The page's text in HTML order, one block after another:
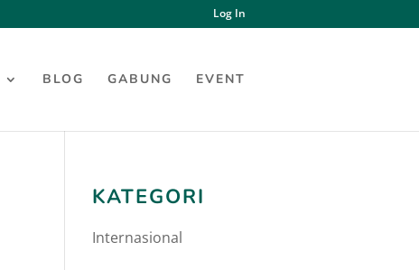
Log In
BLOG GABUNG EVENT
KATEGORI
Internasional